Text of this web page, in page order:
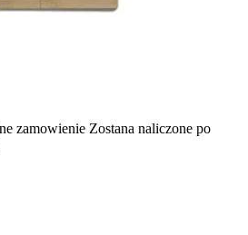
zamowienie Zostana naliczone po